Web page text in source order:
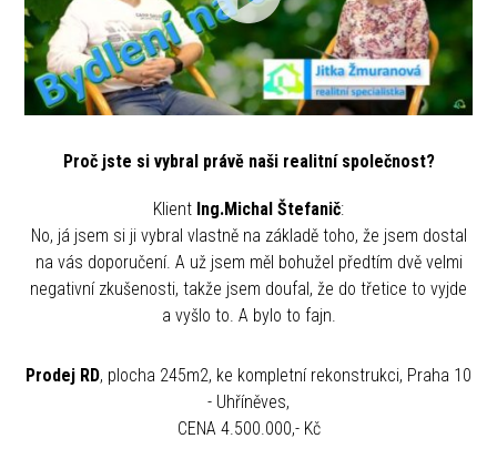
Proč jste si vybral právě naši realitní společnost?
Klient Ing.Michal Štefanič:
No, já jsem si ji vybral vlastně na základě toho, že jsem dostal
na vás doporučení. A už jsem měl bohužel předtím dvě velmi
negativní zkušenosti, takže jsem doufal, že do třetice to vyjde
a vyšlo to. A bylo to fajn.
Prodej RD, plocha 245m2, ke kompletní rekonstrukci, Praha 10
- Uhříněves,
CENA 4.500.000,- Kč